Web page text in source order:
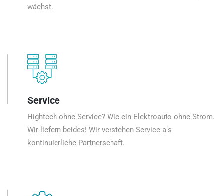
wächst.
Service
Hightech ohne Service? Wie ein Elektroauto ohne Strom.
Wir liefern beides! Wir verstehen Service als
kontinuierliche Partnerschaft.